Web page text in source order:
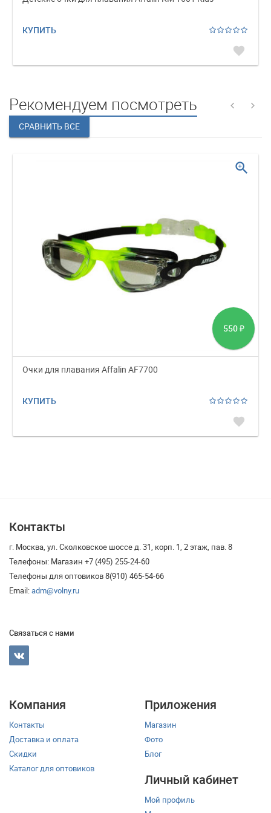
КУПИТЬ
favorite
Рекомендуем посмотреть
550 ₽
Очки для плавания Affalin AF7700
КУПИТЬ
favorite
zoom_in
Контакты
г. Москва, ул. Сколковское шоссе д. 31, корп. 1, 2 этаж, пав. 8
Телефоны: Магазин +7 (495) 255-24-60
Телефоны для оптовиков 8(910) 465-54-66
Email:adm@volny.ru
Связаться с нами
Компания
Контакты
Доставка и оплата
Скидки
Каталог для оптовиков
Приложения
Магазин
Фото
Блог
Личный кабинет
Мой профиль